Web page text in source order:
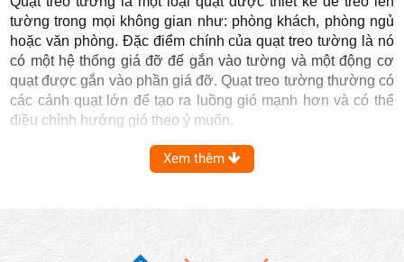
tường trong mọi không gian như: phòng khách, phòng ngủ
hoặc văn phòng. Đặc điểm chính của quạt treo tường là nó
có một hệ thống giá đỡ để gắn vào tường và một động cơ
quạt được gắn vào phần giá đỡ. Quạt treo tường thường có
các cánh quạt lớn để tạo ra luồng gió mạnh hơn và có thể
điều chỉnh hướng gió theo ý muốn.
Quạt treo tường thường được sử dụng để làm mát và cung
cấp luồng gió trong không gian lớn hơn so với các loại quạt
diện tích sàn và tạo không gian rộng hơn cho các hoạt động
chỉnh tốc độ gió và hẹn giờ để tăng tính tiện ích và sự thoải
Xem thêm